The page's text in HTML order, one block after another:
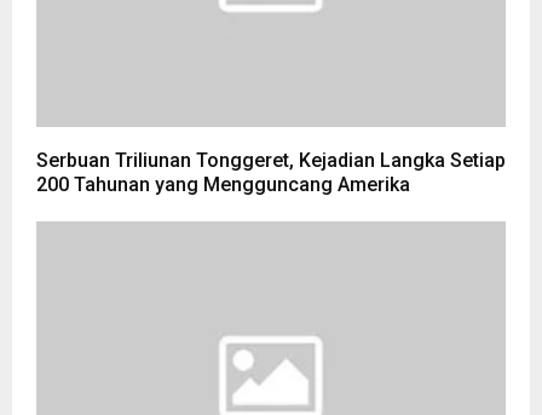
Serbuan Triliunan Tonggeret, Kejadian Langka Setiap
200 Tahunan yang Mengguncang Amerika